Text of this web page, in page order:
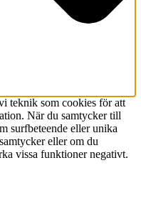
teknik som cookies för att
När du samtycker till
surfbeteende eller unika
eller om du
vissa funktioner negativt.